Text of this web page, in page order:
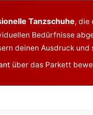
Tanzschuhe, die
Bedürfnisse
deinen Ausdruck und
über das Parkett